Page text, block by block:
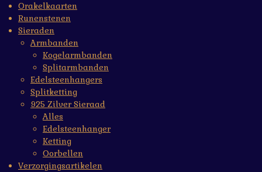
Orakelkaarten
Runenstenen
Sieraden
Armbanden
Kogelarmbanden
Splitarmbanden
Edelsteenhangers
Splitketting
925 Zilver Sieraad
Alles
Edelsteenhanger
Ketting
Oorbellen
Verzorgingsartikelen